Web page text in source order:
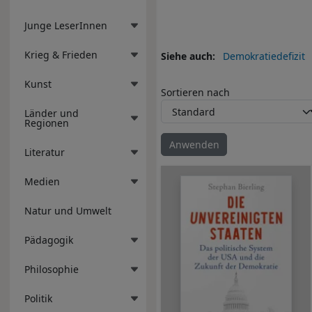
Junge LeserInnen
Krieg & Frieden
Kunst
Länder und
Regionen
Literatur
Medien
Natur und Umwelt
Pädagogik
Philosophie
Politik
Siehe auch Demokratiedefizit
Sortieren nach